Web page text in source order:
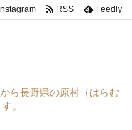
ら長野県の原村（はらむ
。
RSS Feedly